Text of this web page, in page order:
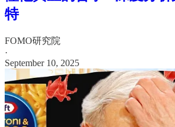
特
FOMO研究院
·
September 10, 2025